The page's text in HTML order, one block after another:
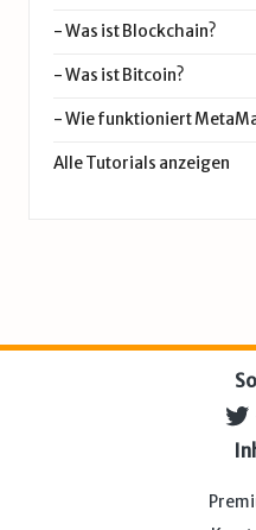
-Was ist Blockchain?
-Was ist Bitcoin?
-Wie funktioniert
Alle Tutorials anzeigen